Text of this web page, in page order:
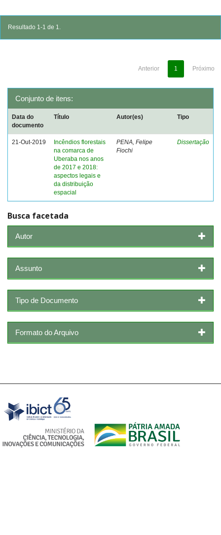
Resultado 1-1 de 1.
Anterior 1 Próximo
Conjunto de itens:
Data do
documento
Título Autor(es) Tipo
21-Out-2019
Incêndios florestais
na comarca de
Uberaba nos anos
de 2017 e 2018:
aspectos legais e
da distribuição
espacial
PENA, Felipe
Fiochi
Dissertação
Busca facetada
Autor
Assunto
Tipo de Documento
Formato do Arquivo